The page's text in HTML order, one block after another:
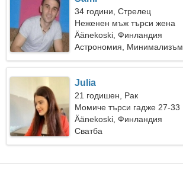
34 години, Стрелец
Неженен мъж търси жена
Äänekoski, Финландия
Астрономия, Минимализъм
Julia
21 годишен, Рак
Момиче търси гадже 27-33
Äänekoski, Финландия
Сватба